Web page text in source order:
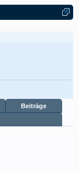
Beiträge